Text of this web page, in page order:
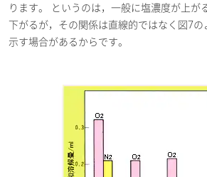
ります。 というのは，一般に塩濃度が上が
下がるが，その関係は直線的ではなく図7の
示す場合があるからです。